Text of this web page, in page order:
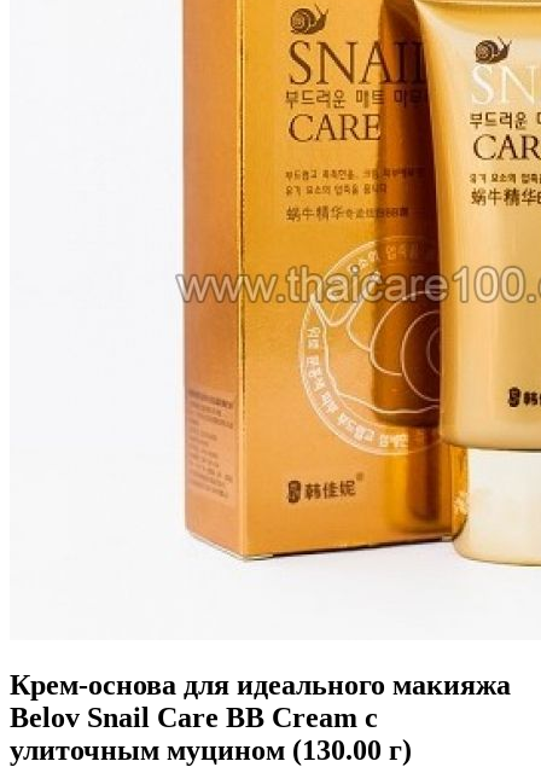
Крем-основа для идеального макияжа
Belov Snail Care BB Cream с
улиточным муцином (130.00 г)